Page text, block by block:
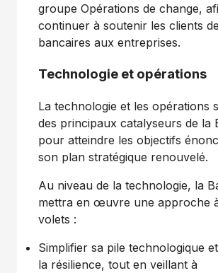
groupe Opérations de change,
continuer à soutenir les clients
bancaires aux entreprises.
Technologie et opérations
La technologie et les opérations
des principaux catalyseurs de la
pour atteindre les objectifs
son plan stratégique renouvelé.
Au niveau de la technologie, la
mettra en œuvre une approche
volets :
Simplifier sa pile technologique
la résilience, tout en veillant à